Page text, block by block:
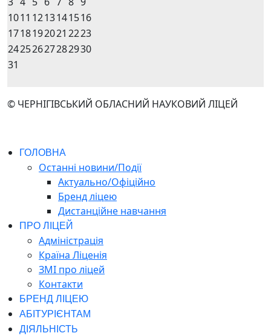
1011 1213141516
1718192021 2223
24252627282930
31
© ЧЕРНІГІВСЬКИЙ ОБЛАСНИЙ НАУКОВИЙ ЛІЦЕЙ
ГОЛОВНА
Останні новини/Події
Актуально/Офіційно
Бренд ліцею
Дистанційне навчання
ПРО ЛІЦЕЙ
Адміністрація
Країна Ліценія
ЗМІ про ліцей
Контакти
БРЕНД ЛІЦЕЮ
АБІТУРІЄНТАМ
ДІЯЛЬНІСТЬ